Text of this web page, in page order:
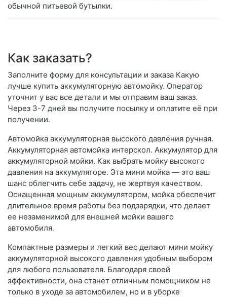
обычной питьевой бутылки.
Как заказать?
Заполните форму для консультации и заказа Какую
лучше купить аккумуляторную автомойку. Оператор
уточнит у вас все детали и мы отправим ваш заказ.
Через 3-7 дней вы получите посылку и оплатите её при
получении.
Автомойка аккумуляторная высокого давления ручная.
Аккумуляторная автомойка интерскол. Аккумулятор для
аккумуляторной мойки. Как выбрать мойку высокого
давления на аккумуляторе. Эта мини мойка — это ваш
шанс облегчить себе задачу, не жертвуя качеством.
Оснащенная мощным аккумулятором, мойка обеспечит
длительное время работы без подзарядки, что делает
ее незаменимой для внешней мойки вашего
автомобиля.
Компактные размеры и легкий вес делают мини мойку
аккумуляторной высокого давления удобным выбором
для любого пользователя. Благодаря своей
эффективности, она станет отличным помощником не
только в уходе за автомобилем, но и в уборке